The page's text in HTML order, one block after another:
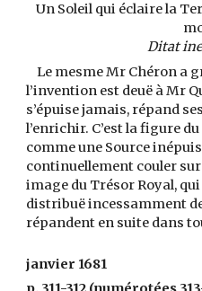
Un Soleil qui éclaire la
Ditat
Le mesme Mr Chéron a
l’invention est deuë à Mr
s’épuise jamais, répand
l’enrichir. C’est la figure
comme une Source
continuellement couler sur
image du Trésor Royal,
distribuë incessamment
répandent en suite dans
janvier 1681